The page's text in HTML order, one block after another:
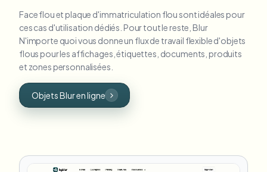
Face flou et plaque d'immatriculation flou sont idéales pour
ces cas d'utilisation dédiés. Pour tout le reste, Blur
N'importe quoi vous donne un flux de travail flexible d'objets
flous pour les affichages, étiquettes, documents, produits
et zones personnalisées.
Objets Blur en ligne